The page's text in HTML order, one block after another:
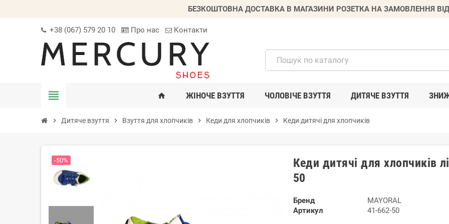
БЕЗКОШТОВНА ДОСТАВКА В МАГАЗИНИ РОЗЕТКА НА ЗАМОВЛЕННЯ
+38 (067) 579 20 10 Про нас Контакти
view_headline home ЖІНОЧЕ ВЗУТТЯ ЧОЛОВІЧЕ ВЗУТТЯ ДИТЯЧЕ ВЗУТТЯ
chevron_right Дитяче взуття chevron_right Взуття для хлопчиків chevron_right Кеди для хлопчиків chevron_right Кеди дитячі для хлопчиків
-50%
Кеди дитячі для хлопчиків
50
Бренд
MAYORAL
Артикул
41-662-50